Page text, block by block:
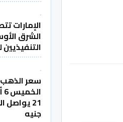
الإمارات
الشرق
التنفيذيين
سعر
جنيه